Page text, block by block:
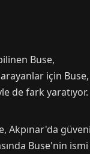
Buse,
için Buse,
de fark yaratıyor.
Akpınar'da
Buse'nin ismi